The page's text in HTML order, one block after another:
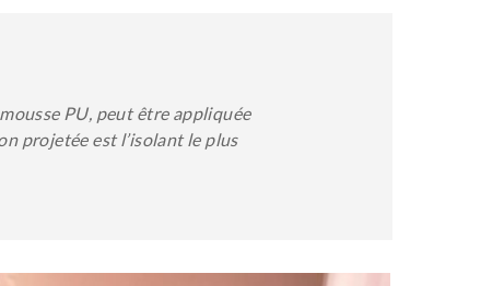
PU, peut être appliquée
projetée est l’isolant le plus